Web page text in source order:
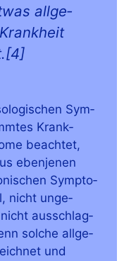
all­ge­
Sym­
Krank­
beach­tet,
eben­je­nen
Sym­pto­
nicht unge­
aus­schlag­
sol­che all­ge­
und